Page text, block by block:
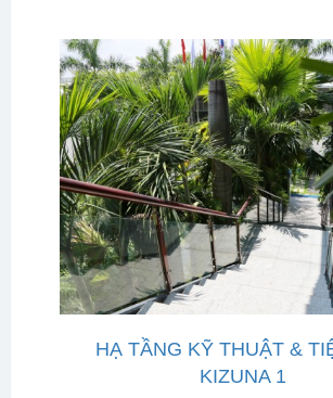
HẠ TẦNG KỸ THUẬT &
KIZUNA 1